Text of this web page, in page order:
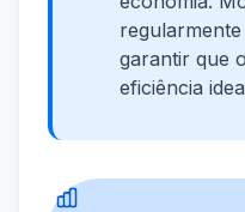
garantir que
eficiência